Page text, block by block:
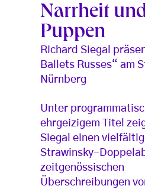
Narrheit
Puppen
Richard Siegal
Ballets Russes“ am
Nürnberg
Unter
ehrgeizigem Titel
Siegal einen
Strawinsky-
zeitgenössischen
Überschreibungen